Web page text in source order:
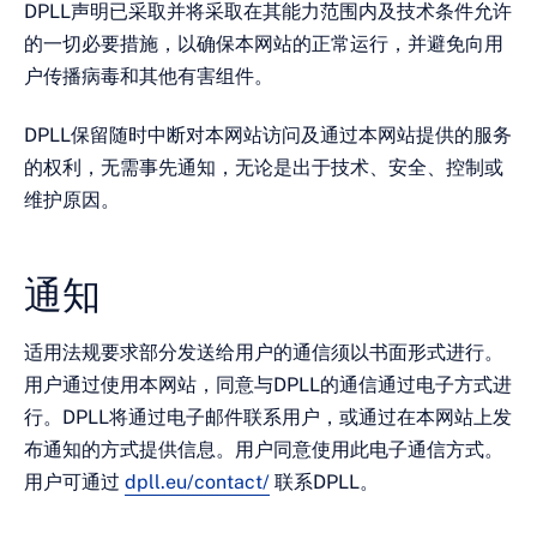
DPLL声明已采取并将采取在其能力范围内及技术条件允许
的一切必要措施，以确保本网站的正常运行，并避免向用
户传播病毒和其他有害组件。
DPLL保留随时中断对本网站访问及通过本网站提供的服务
的权利，无需事先通知，无论是出于技术、安全、控制或
维护原因。
通知
适用法规要求部分发送给用户的通信须以书面形式进行。
用户通过使用本网站，同意与DPLL的通信通过电子方式进
行。DPLL将通过电子邮件联系用户，或通过在本网站上发
布通知的方式提供信息。用户同意使用此电子通信方式。
用户可通过 dpll.eu/contact/ 联系DPLL。